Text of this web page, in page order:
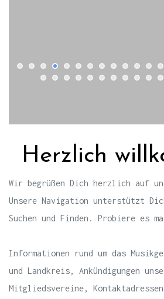
Herzlich
Wir begrüßen Dich herzlich auf
Unsere Navigation unterstützt
Suchen und Finden. Probiere es
Informationen rund um das
und Landkreis, Ankündigungen
Mitgliedsvereine,